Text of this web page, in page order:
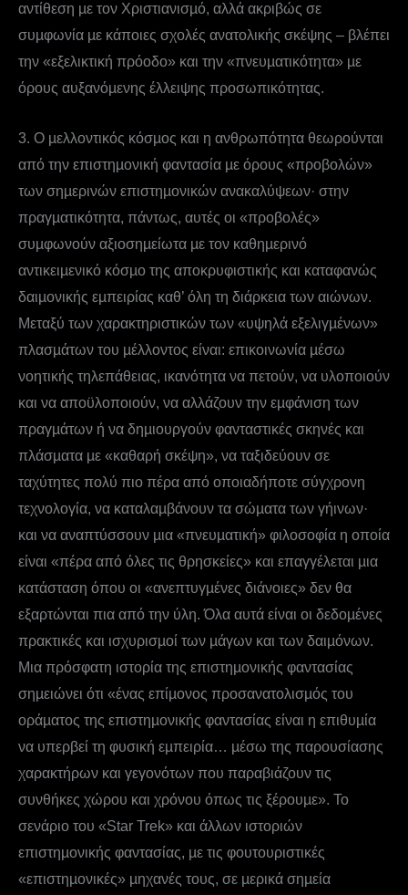
αντίθεση µε τον Χριστιανισµό, αλλά ακριβώς σε
συµφωνία µε κάποιες σχολές ανατολικής σκέψης – βλέπει
την «εξελικτική πρόοδο» και την «πνευµατικότητα» µε
όρους αυξανόµενης έλλειψης προσωπικότητας.
3. Ο µελλοντικός κόσµος και η ανθρωπότητα θεωρούνται
από την επιστηµονική φαντασία µε όρους «προβολών»
των σηµερινών επιστηµονικών ανακαλύψεων· στην
πραγµατικότητα, πάντως, αυτές οι «προβολές»
συµφωνούν αξιοσηµείωτα µε τον καθηµερινό
αντικειµενικό κόσµο της αποκρυφιστικής και καταφανώς
δαιµονικής εµπειρίας καθ’ όλη τη διάρκεια των αιώνων.
Μεταξύ των χαρακτηριστικών των «υψηλά εξελιγµένων»
πλασµάτων του µέλλοντος είναι: επικοινωνία µέσω
νοητικής τηλεπάθειας, ικανότητα να πετούν, να υλοποιούν
και να αποϋλοποιούν, να αλλάζουν την εµφάνιση των
πραγµάτων ή να δηµιουργούν φανταστικές σκηνές και
πλάσµατα µε «καθαρή σκέψη», να ταξιδεύουν σε
ταχύτητες πολύ πιο πέρα από οποιαδήποτε σύγχρονη
τεχνολογία, να καταλαµβάνουν τα σώµατα των γήινων·
και να αναπτύσσουν µια «πνευµατική» φιλοσοφία η οποία
είναι «πέρα από όλες τις θρησκείες» και επαγγέλεται µια
κατάσταση όπου οι «ανεπτυγµένες διάνοιες» δεν θα
εξαρτώνται πια από την ύλη. Όλα αυτά είναι οι δεδοµένες
πρακτικές και ισχυρισµοί των µάγων και των δαιµόνων.
Μια πρόσφατη ιστορία της επιστηµονικής φαντασίας
σηµειώνει ότι «ένας επίµονος προσανατολισµός του
οράµατος της επιστηµονικής φαντασίας είναι η επιθυµία
να υπερβεί τη φυσική εµπειρία… µέσω της παρουσίασης
χαρακτήρων και γεγονότων που παραβιάζουν τις
συνθήκες χώρου και χρόνου όπως τις ξέρουµε». Το
σενάριο του «Star Trek» και άλλων ιστοριών
επιστηµονικής φαντασίας, µε τις φουτουριστικές
«επιστηµονικές» µηχανές τους, σε µερικά σηµεία